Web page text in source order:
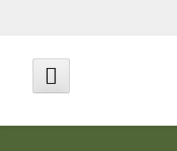
innehåll
Huvudmeny